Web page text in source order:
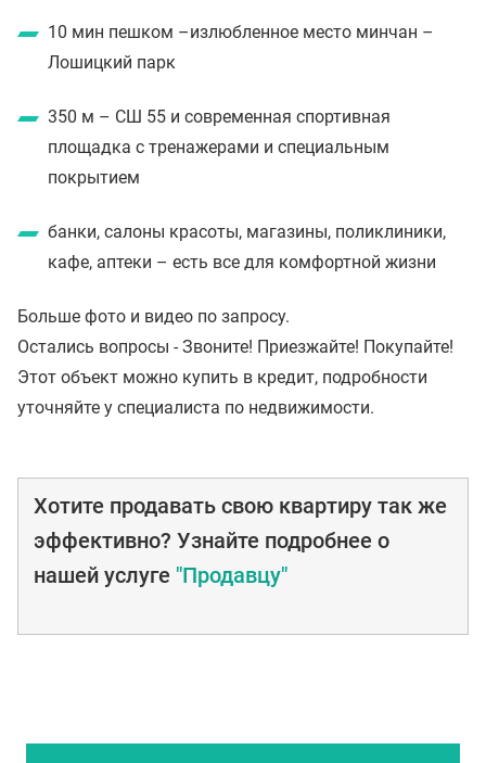
10 мин пешком –излюбленное место минчан –
Лошицкий парк
350 м – СШ 55 и современная спортивная
площадка с тренажерами и специальным
покрытием
банки, салоны красоты, магазины, поликлиники,
кафе, аптеки – есть все для комфортной жизни
Больше фото и видео по запросу.
Остались вопросы - Звоните! Приезжайте! Покупайте!
Этот объект можно купить в кредит, подробности
уточняйте у специалиста по недвижимости.
Хотите продавать свою квартиру так же
эффективно? Узнайте подробнее о
нашей услуге "Продавцу"